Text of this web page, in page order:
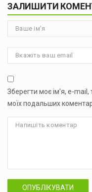
ЗАЛИШИТИ
Зберегти моє ім'я, e-mail,
моїх подальших
ОПУБЛІКУВАТИ